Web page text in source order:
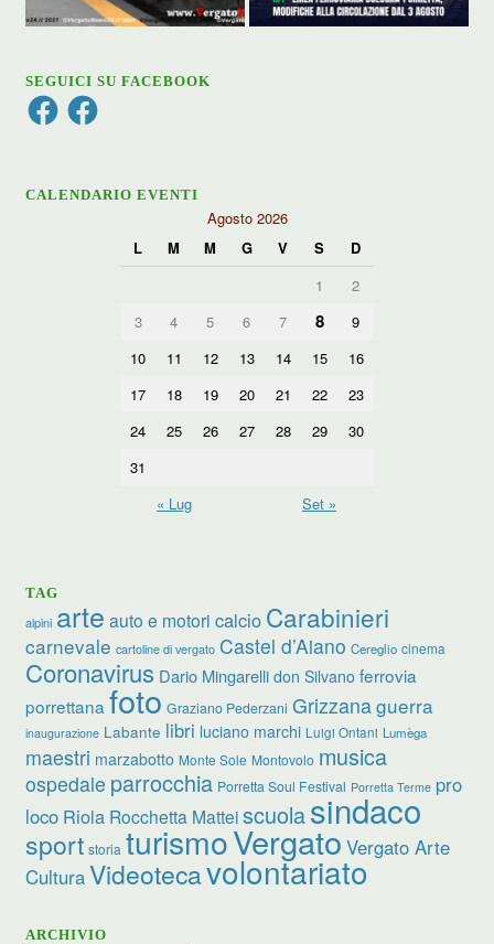
SEGUICI SU FACEBOOK
FacebookFacebook
CALENDARIO EVENTI
Agosto 2026
L
M M G V S
D
1
2
3
4 5 6 7 8
9
10
11 12 13 14 15
16
17
18 19 20 21 22
23
24
25 26 27 28 29
30
31
« Lug
Set »
TAG
alpini arte auto e motori calcio Carabinieri
carnevale cartoline di vergato Castel d’Aiano Cereglio cinema
Coronavirus Dario Mingarelli don Silvano ferrovia
porrettana foto Graziano Pederzani Grizzanaguerra
inaugurazione Labante libri luciano marchi Luigi Ontani Lumèga
maestri marzabotto Monte Sole Montovolo musica
ospedale parrocchia Porretta Soul Festival Porretta Terme pro
loco Riola Rocchetta Matteiscuolasindaco
sport storia turismoVergato Vergato Arte
CulturaVideotecavolontariato
ARCHIVIO